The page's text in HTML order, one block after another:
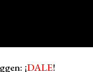
¡DALE!